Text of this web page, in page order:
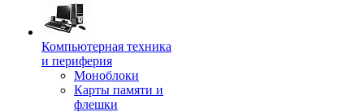
Компьютерная техника
и периферия
Моноблоки
Карты памяти и
флешки